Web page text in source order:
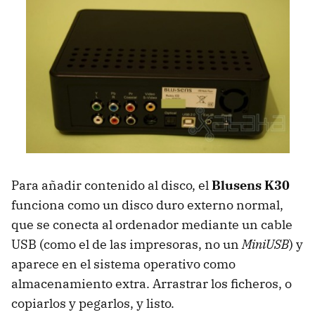
Para añadir contenido al disco, elBlusens K30
funciona como un disco duro externo normal,
que se conecta al ordenador mediante un cable
USB (como el de las impresoras, no unMiniUSB) y
aparece en el sistema operativo como
almacenamiento extra. Arrastrar los ficheros, o
copiarlos y pegarlos, y listo.